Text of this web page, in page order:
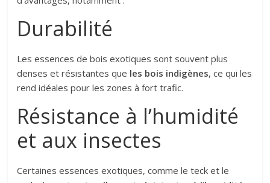
Durabilité
Les essences de bois exotiques sont souvent plus
denses et résistantes que les bois indigènes, ce qui les
rend idéales pour les zones à fort trafic.
Résistance à l’humidité
et aux insectes
Certaines essences exotiques, comme le teck et le